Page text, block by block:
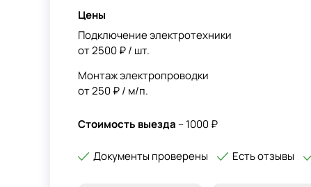
Цены
Подключение электротехники
от 2500 ₽ / шт.
Монтаж электропроводки
от 250 ₽ / м/п.
Стоимость выезда – 1000 ₽
Документы проверены Есть отзывы